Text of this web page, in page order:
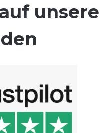
unsere